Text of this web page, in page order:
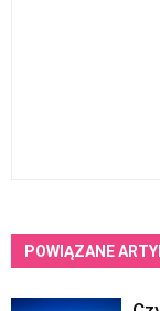
POWIĄZANE